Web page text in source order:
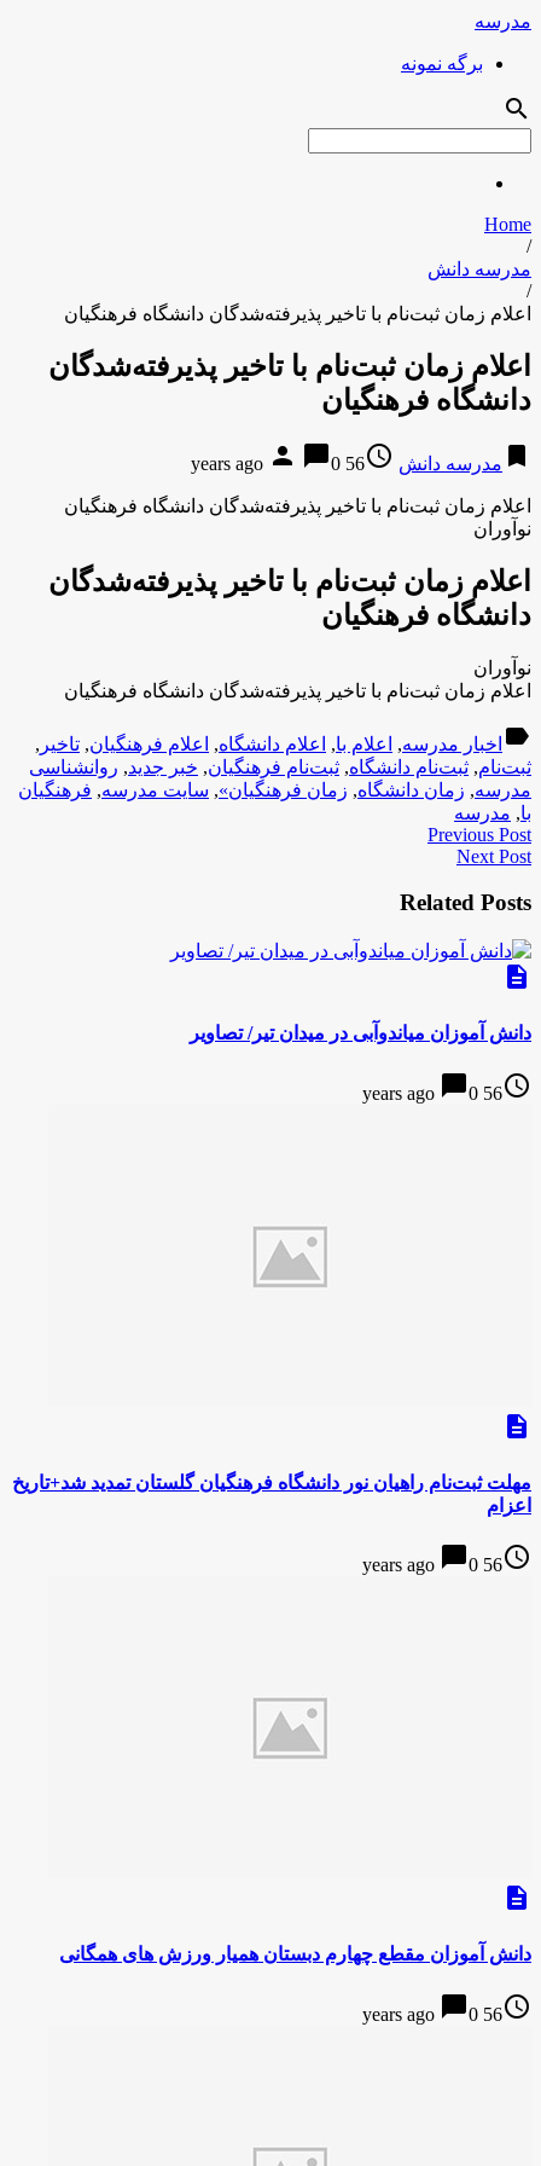
مدرسه
برگه نمونه
search
Home
/
مدرسه دانش
/
اعلام زمان ثبت‌نام با تاخیر پذیرفته‌شدگان دانشگاه فرهنگیان
اعلام زمان ثبت‌نام با تاخیر پذیرفته‌شدگان
دانشگاه فرهنگیان
bookmark مدرسه دانش access_time
56 years ago
person chat_bubble0
اعلام زمان ثبت‌نام با تاخیر پذیرفته‌شدگان دانشگاه فرهنگیان
نوآوران
اعلام زمان ثبت‌نام با تاخیر پذیرفته‌شدگان
دانشگاه فرهنگیان
نوآوران
اعلام زمان ثبت‌نام با تاخیر پذیرفته‌شدگان دانشگاه فرهنگیان
label اخبار مدرسه, اعلام با, اعلام دانشگاه, اعلام فرهنگیان, تاخیر ,
ثبت‌نام, ثبت‌نام دانشگاه, ثبت‌نام فرهنگیان, خبر جدید, روانشناسی
مدرسه, زمان دانشگاه, زمان فرهنگیان», سایت مدرسه, فرهنگیان
با, مدرسه
Previous Post
Next Post
Related Posts
description
دانش آموزان میاندوآبی در میدان تیر/ تصاویر
access_time
56 years ago
chat_bubble0
description
مهلت ثبت‌نام راهیان نور دانشگاه فرهنگیان گلستان تمدید شد+تاریخ
اعزام
access_time
56 years ago
chat_bubble0
description
دانش آموزان مقطع چهارم دبستان همیار ورزش های همگانی
access_time
56 years ago
chat_bubble0